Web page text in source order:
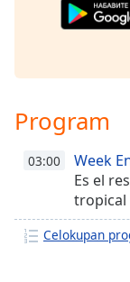
Text
Background
Color
Program
03:00
Week
Es el
tropical
Celokupan